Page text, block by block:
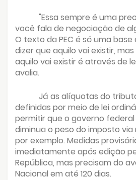
"Essa sempre é uma
você fala de negociação de
O texto da PEC é só uma
dizer que aquilo vai existir,
aquilo vai existir é através de
avalia.
Já as alíquotas do
definidas por meio de lei
permitir que o governo
diminua o peso do imposto via
por exemplo. Medidas
imediatamente após edição
República, mas precisam do
Nacional em até 120 dias.